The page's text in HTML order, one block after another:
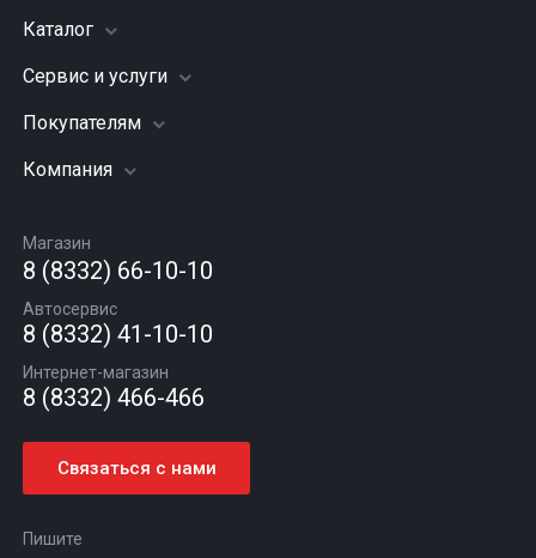
Каталог
Шины
Грузовые шины
Диски
Автомасла
Сервис и услуги
Заправка кондиционера
Подвеска (ходовая часть)
Шиномонтаж
Покупателям
Акции
Гарантии и возврат
Компания
Вакансии
Новости
Статьи
Контакты
Магазин
8 (8332) 66-10-10
Автосервис
8 (8332) 41-10-10
Интернет-магазин
8 (8332) 466-466
Связаться с нами
Пишите